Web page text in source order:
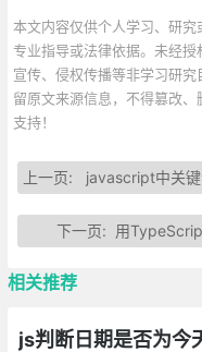
本文内容仅供个人学习、研究
专业指导或法律依据。未经
宣传、侵权传播等非学习研
留原文来源信息，不得篡改
支持！
上一页: javascript中关键
下一页: 用
相关推荐
js判断日期是否为今